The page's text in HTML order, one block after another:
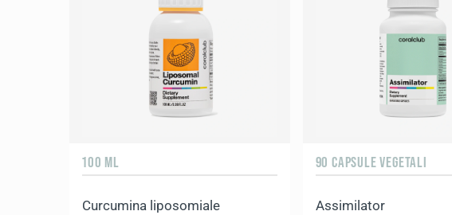
100 ML
Curcumina liposomiale
90 CAPSULE VEGETALI
Assimilator